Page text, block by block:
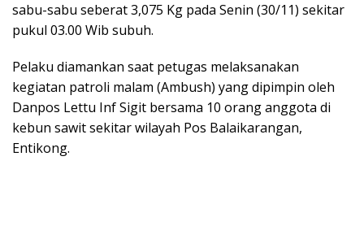
sabu-sabu seberat 3,075 Kg pada Senin (30/11) sekitar
pukul 03.00 Wib subuh.
Pelaku diamankan saat petugas melaksanakan
kegiatan patroli malam (Ambush) yang dipimpin oleh
Danpos Lettu Inf Sigit bersama 10 orang anggota di
kebun sawit sekitar wilayah Pos Balaikarangan,
Entikong.